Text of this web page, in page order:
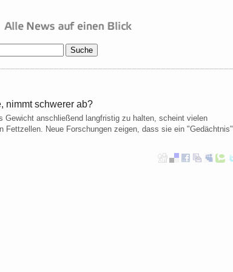
nimmt schwerer ab?
Gewicht anschließend langfristig zu halten, scheint vielen
Fettzellen. Neue Forschungen zeigen, dass sie ein "Gedächtnis"